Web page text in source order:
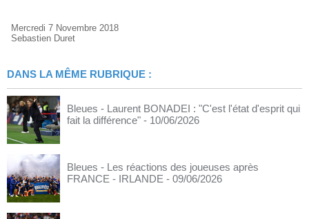
Mercredi 7 Novembre 2018
Sebastien Duret
DANS LA MÊME RUBRIQUE :
Bleues - Laurent BONADEI : "C'est l'état d'esprit qui
fait la différence" - 10/06/2026
Bleues - Les réactions des joueuses après
FRANCE - IRLANDE - 09/06/2026